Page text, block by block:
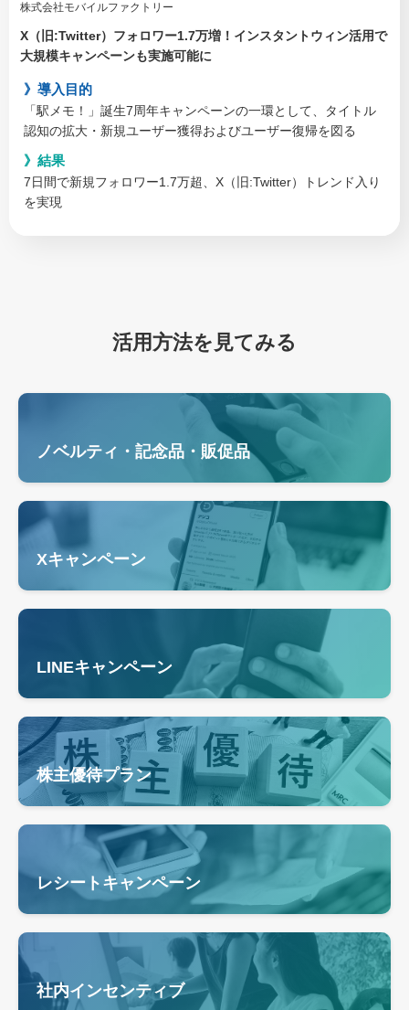
株式会社モバイルファクトリー
X（旧:Twitter）フォロワー1.7万増！インスタントウィン活用で
大規模キャンペーンも実施可能に
導入目的
「駅メモ！」誕生7周年キャンペーンの一環として、タイトル
認知の拡大・新規ユーザー獲得およびユーザー復帰を図る
結果
7日間で新規フォロワー1.7万超、X（旧:Twitter）トレンド入り
を実現
活用方法を見てみる
ノベルティ・記念品・販促品
Xキャンペーン
LINEキャンペーン
株主優待プラン
レシートキャンペーン
社内インセンティブ